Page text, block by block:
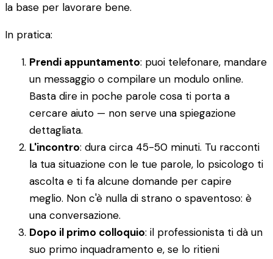
la base per lavorare bene.
In pratica:
Prendi appuntamento: puoi telefonare, mandare
un messaggio o compilare un modulo online.
Basta dire in poche parole cosa ti porta a
cercare aiuto — non serve una spiegazione
dettagliata.
L'incontro: dura circa 45-50 minuti. Tu racconti
la tua situazione con le tue parole, lo psicologo ti
ascolta e ti fa alcune domande per capire
meglio. Non c'è nulla di strano o spaventoso: è
una conversazione.
Dopo il primo colloquio: il professionista ti dà un
suo primo inquadramento e, se lo ritieni